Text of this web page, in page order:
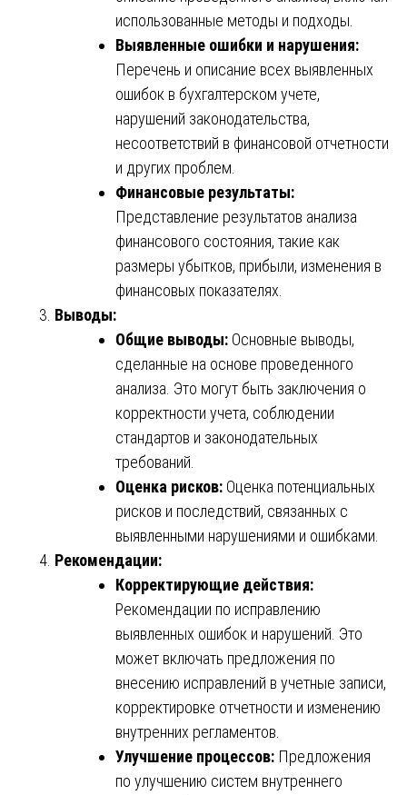
использованные методы и подходы.
Выявленные ошибки и нарушения:
Перечень и описание всех выявленных
ошибок в бухгалтерском учете,
нарушений законодательства,
несоответствий в финансовой отчетности
и других проблем.
Финансовые результаты:
Представление результатов анализа
финансового состояния, такие как
размеры убытков, прибыли, изменения в
финансовых показателях.
Выводы:
Общие выводы: Основные выводы,
сделанные на основе проведенного
анализа. Это могут быть заключения о
корректности учета, соблюдении
стандартов и законодательных
требований.
Оценка рисков: Оценка потенциальных
рисков и последствий, связанных с
выявленными нарушениями и ошибками.
Рекомендации:
Корректирующие действия:
Рекомендации по исправлению
выявленных ошибок и нарушений. Это
может включать предложения по
внесению исправлений в учетные записи,
корректировке отчетности и изменению
внутренних регламентов.
Улучшение процессов: Предложения
по улучшению систем внутреннего